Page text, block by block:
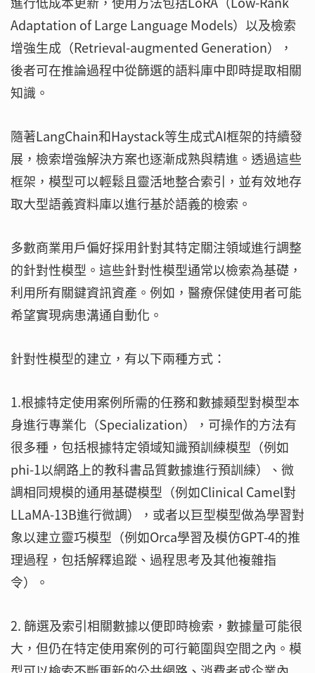
Adaptation of Large Language Models）以及檢索
增強生成（Retrieval-augmented Generation），
後者可在推論過程中從篩選的語料庫中即時提取相關
知識。
隨著LangChain和Haystack等生成式AI框架的持續發
展，檢索增強解決方案也逐漸成熟與精進。透過這些
框架，模型可以輕鬆且靈活地整合索引，並有效地存
取大型語義資料庫以進行基於語義的檢索。
多數商業用戶偏好採用針對其特定關注領域進行調整
的針對性模型。這些針對性模型通常以檢索為基礎，
利用所有關鍵資訊資產。例如，醫療保健使用者可能
希望實現病患溝通自動化。
針對性模型的建立，有以下兩種方式：
1.根據特定使用案例所需的任務和數據類型對模型本
身進行專業化（Specialization），可操作的方法有
很多種，包括根據特定領域知識預訓練模型（例如
phi-1以網路上的教科書品質數據進行預訓練）、微
調相同規模的通用基礎模型（例如Clinical Camel對
LLaMA-13B進行微調），或者以巨型模型做為學習對
象以建立靈巧模型（例如Orca學習及模仿GPT-4的推
理過程，包括解釋追蹤、過程思考及其他複雜指
令）。
2. 篩選及索引相關數據以便即時檢索，數據量可能很
大，但仍在特定使用案例的可行範圍與空間之內。模